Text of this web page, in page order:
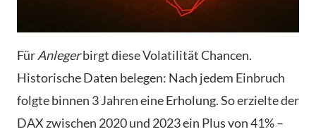
FürAnlegerbirgt diese Volatilität Chancen.
Historische Daten belegen: Nach jedem Einbruch
folgte binnen 3 Jahren eine Erholung. So erzielte der
DAX zwischen 2020 und 2023 ein Plus von 41% –